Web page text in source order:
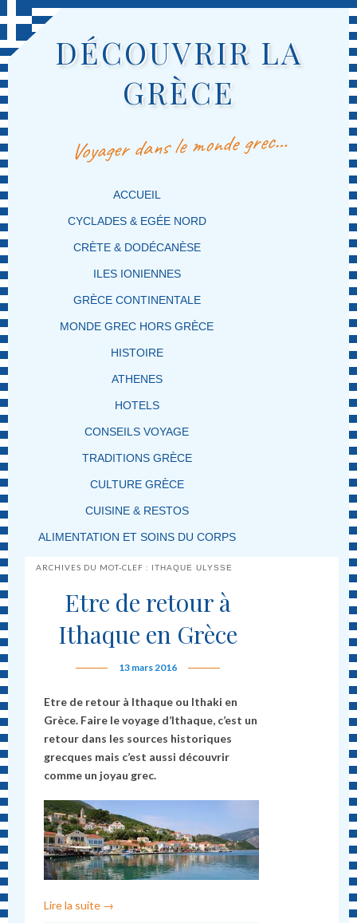
DÉCOUVRIR LA
GRÈCE
Voyager dans le monde grec…
MENU PRINCIPAL
MASQUER LA NAVIGATION PRINCIPALE
MASQUER LA NAVIGATION SECONDAIRE
ACCUEIL
CYCLADES & EGÉE NORD
CRÈTE & DODÉCANÈSE
ILES IONIENNES
GRÈCE CONTINENTALE
MONDE GREC HORS GRÈCE
HISTOIRE
ATHENES
HOTELS
CONSEILS VOYAGE
TRADITIONS GRÈCE
CULTURE GRÈCE
CUISINE & RESTOS
ALIMENTATION ET SOINS DU CORPS
ARCHIVES DU MOT-CLEF : ITHAQUE ULYSSE
Etre de retour à
Ithaque en Grèce
13 mars 2016
Etre de retour à Ithaque ou Ithaki en
Grèce. Faire le voyage d’Ithaque, c’est un
retour dans les sources historiques
grecques mais c’est aussi découvrir
comme un joyau grec.
Lire la suite →